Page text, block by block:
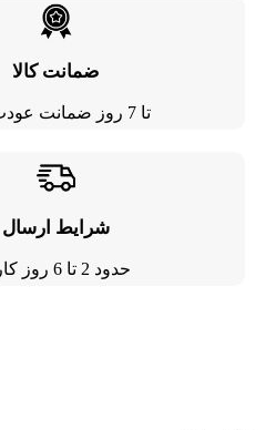
ضمانت کالا
تا 7 روز ضمانت عودت کالا
شرایط ارسال
حدود 2 تا 6 روز کاری